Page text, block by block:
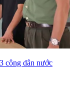
công dân nước